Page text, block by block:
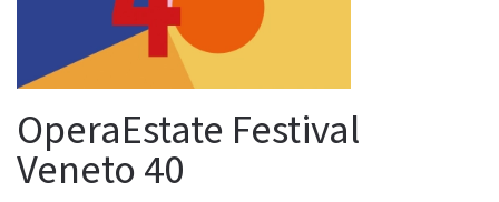
OperaEstate Festival
Veneto 40